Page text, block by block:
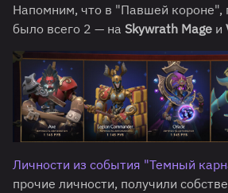
Напомним, что в "Павшей короне",
было всего 2 — на Skywrath Mage и
Личности из события "Темный
прочие личности, получили